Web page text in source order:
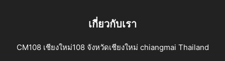
เกี่ยวกับเรา
CM108 เชียงใหม่108 จังหวัดเชียงใหม่ chiangmai Thailand